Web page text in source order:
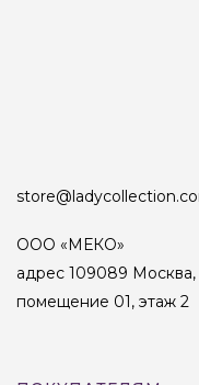
ООО «МЕКО»
адрес 109089 Москва,
помещение 01, этаж 2